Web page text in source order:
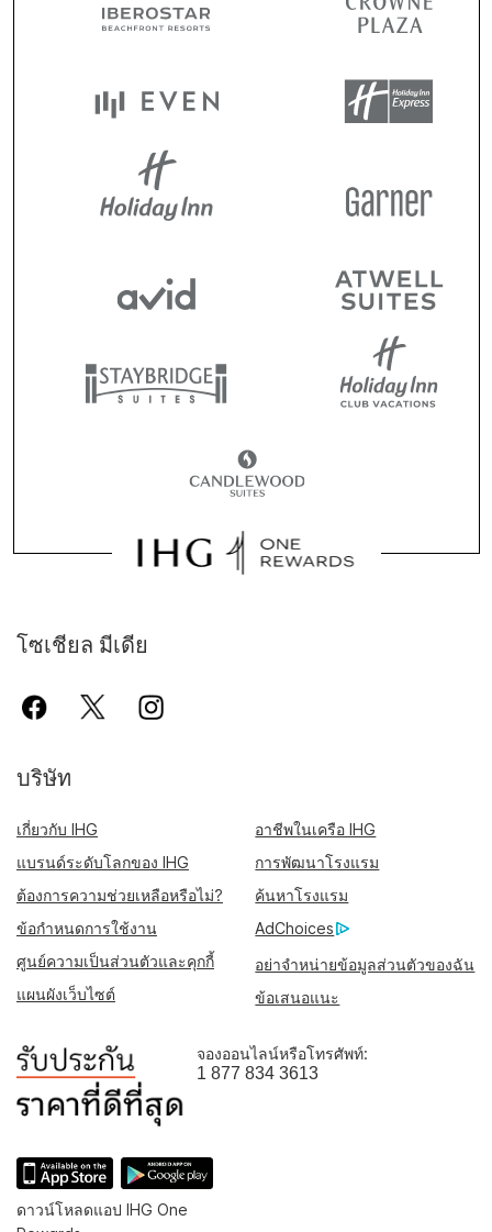
โซเชียล มีเดีย
บริษัท
เกี่ยวกับ IHG
อาชีพในเครือ IHG
แบรนด์ระดับโลกของ IHG
การพัฒนาโรงแรม
ต้องการความช่วยเหลือหรือไม่?
ค้นหาโรงแรม
ข้อกำหนดการใช้งาน
AdChoices
ศูนย์ความเป็นส่วนตัวและคุกกี้
อย่าจำหน่ายข้อมูลส่วนตัวของฉัน
แผนผังเว็บไซต์
ข้อเสนอแนะ
จองออนไลน์หรือโทรศัพท์:
1 877 834 3613
ดาวน์โหลดแอป IHG One